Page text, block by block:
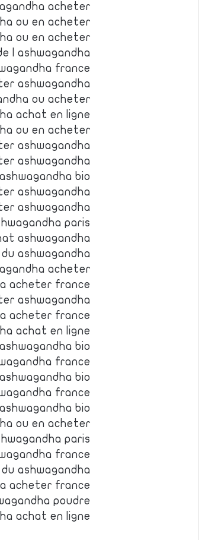
acheter
ou en acheter
ou en acheter
l ashwagandha
france
ashwagandha
ou acheter
achat en ligne
ou en acheter
ashwagandha
ashwagandha
bio
ashwagandha
ashwagandha
paris
ashwagandha
ashwagandha
acheter
acheter france
ashwagandha
acheter france
achat en ligne
bio
france
bio
france
bio
ou en acheter
paris
france
ashwagandha
acheter france
poudre
achat en ligne